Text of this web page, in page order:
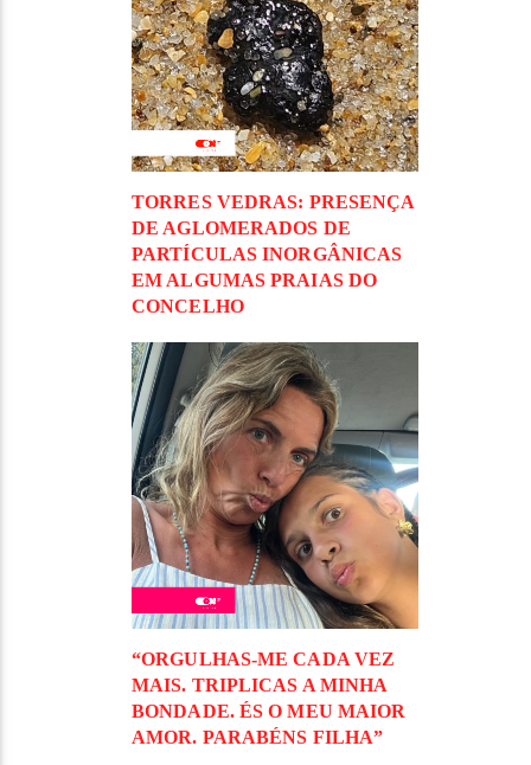
TORRES VEDRAS: PRESENÇA
DE AGLOMERADOS DE
PARTÍCULAS INORGÂNICAS
EM ALGUMAS PRAIAS DO
CONCELHO
“ORGULHAS-ME CADA VEZ
MAIS. TRIPLICAS A MINHA
BONDADE. ÉS O MEU MAIOR
AMOR. PARABÉNS FILHA”